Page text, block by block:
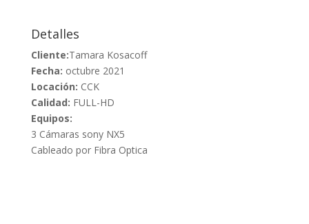
Detalles
Cliente:Tamara Kosacoff
Fecha: octubre 2021
Locación: CCK
Calidad: FULL-HD
Equipos:
3 Cámaras sony NX5
Cableado por Fibra Optica